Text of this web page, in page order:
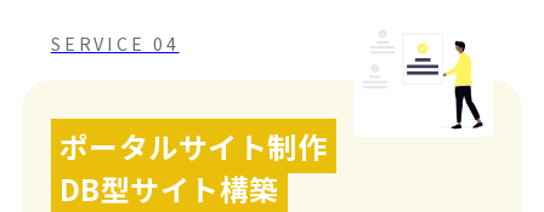
SERVICE 04
ポータルサイト制作
DB型サイト構築